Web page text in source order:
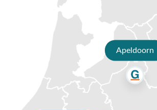
je graag van een deskundig advies op maat.
Waarom kopen bij Van der Garde
✔ Persoonlijk advies van specialisten
✔ 9.4/10 uit 19.500+ klantbeoordelingen
Apeldoorn